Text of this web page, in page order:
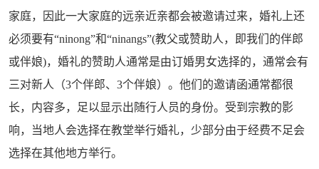
家庭，因此一大家庭的远亲近亲都会被邀请过来，婚礼上还
必须要有“ninong”和“ninangs”(教父或赞助人，即我们的伴郎
或伴娘)，婚礼的赞助人通常是由订婚男女选择的，通常会有
三对新人（3个伴郎、3个伴娘）。他们的邀请函通常都很
长，内容多，足以显示出随行人员的身份。受到宗教的影
响，当地人会选择在教堂举行婚礼，少部分由于经费不足会
选择在其他地方举行。